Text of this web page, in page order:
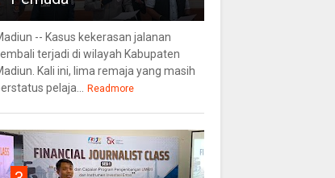
-- Kasus kekerasan jalanan
terjadi di wilayah Kabupaten
Kali ini, lima remaja yang masih
pelaja...
Readmore